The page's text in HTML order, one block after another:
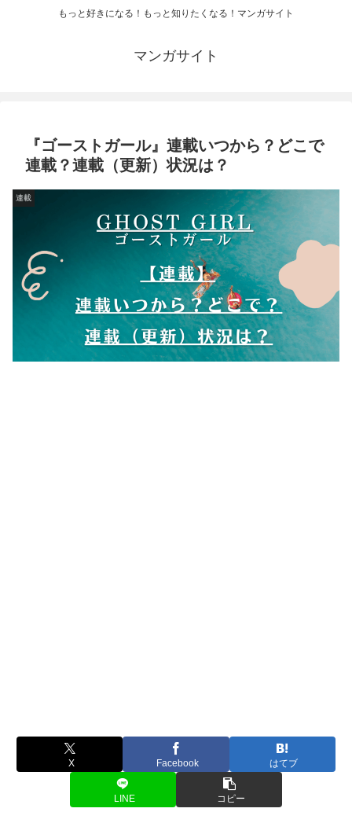
もっと好きになる！もっと知りたくなる！マンガサイト
マンガサイト
『ゴーストガール』連載いつから？どこで
連載？連載（更新）状況は？
連載
X Facebook はてブ
LINE コピー